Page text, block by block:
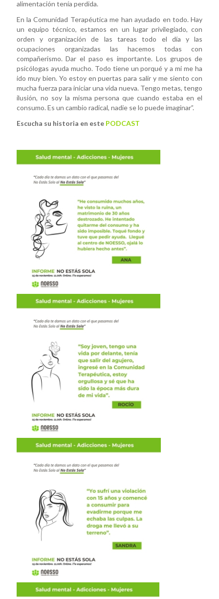
alimentación tenía perdida.
En la Comunidad Terapéutica me han ayudado en todo. Hay
un equipo técnico, estamos en un lugar privilegiado, con
orden y organización de las tareas todo el día y las
ocupaciones organizadas las hacemos todas con
compañerismo. Dar el paso es importante. Los grupos de
psicólogas ayuda mucho. Todo tiene un porqué y a mi me ha
ido muy bien. Yo estoy en puertas para salir y me siento con
mucha fuerza para iniciar una vida nueva. Tengo metas, tengo
ilusión, no soy la misma persona que cuando estaba en el
consumo. Es un cambio radical, nadie se lo puede imaginar”.
Escucha su historia en este PODCAST